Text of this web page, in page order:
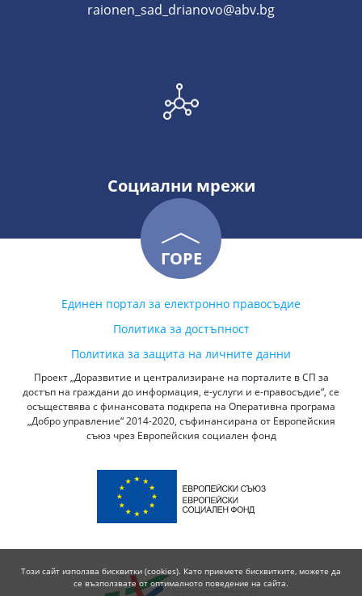
raionen_sad_drianovo@abv.bg
Социални мрежи
ГОРЕ
Единен портал за електронно правосъдие
Политика за достъпност
Политика за защита на личните данни
Проект „Доразвитие и централизиране на порталите в СП за
достъп на граждани до информация, е-услуги и е-правосъдие“, се
осъществява с финансовата подкрепа на Оперативна програма
„Добро управление“ 2014-2020, съфинансирана от Европейския
съюз чрез Европейския социален фонд
Този сайт използва бисквитки (cookies). Като приемете бисквитките, можете да
се възползвате от оптималното поведение на сайта.